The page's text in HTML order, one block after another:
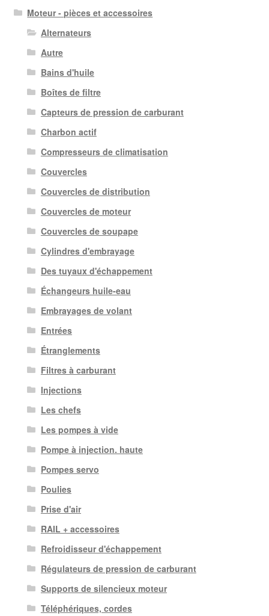
Moteur - pièces et accessoires
Alternateurs
Autre
Bains d'huile
Boîtes de filtre
Capteurs de pression de carburant
Charbon actif
Compresseurs de climatisation
Couvercles
Couvercles de distribution
Couvercles de moteur
Couvercles de soupape
Cylindres d'embrayage
Des tuyaux d'échappement
Échangeurs huile-eau
Embrayages de volant
Entrées
Étranglements
Filtres à carburant
Injections
Les chefs
Les pompes à vide
Pompe à injection. haute
Pompes servo
Poulies
Prise d'air
RAIL + accessoires
Refroidisseur d'échappement
Régulateurs de pression de carburant
Supports de silencieux moteur
Téléphériques, cordes